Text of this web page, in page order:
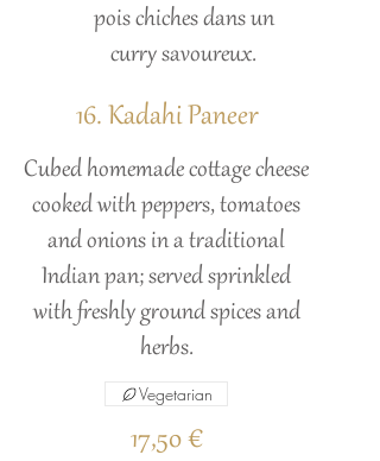
pois chiches dans un
curry savoureux.
16. Kadahi Paneer
Cubed homemade cottage cheese
cooked with peppers, tomatoes
and onions in a traditional
Indian pan; served sprinkled
with freshly ground spices and
herbs.
17,50 €
Vegetarian